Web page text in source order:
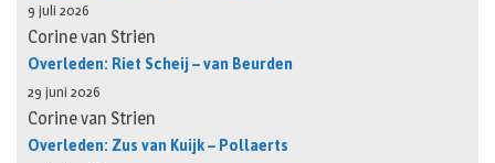
9 juli 2026
Corine van Strien
Overleden: Riet Scheij – van Beurden
29 juni 2026
Corine van Strien
Overleden: Zus van Kuijk – Pollaerts